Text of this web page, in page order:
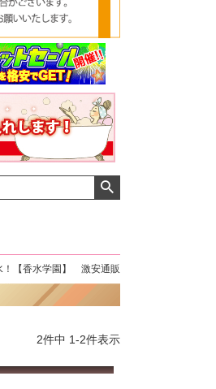
！【香水学園】 激安通販
2件中 1-2件表示
クロエさん
お取引が出来ま
おまけありがとうございま